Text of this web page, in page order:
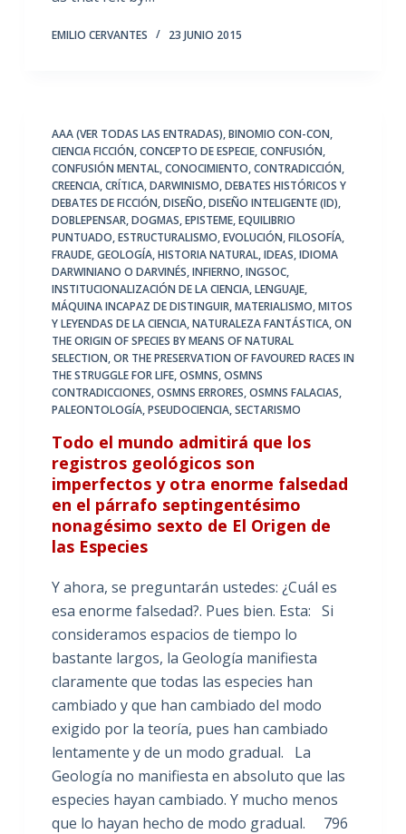
EMILIO CERVANTES 23 JUNIO 2015
AAA (VER TODAS LAS ENTRADAS),BINOMIO CON-CON,
CIENCIA FICCIÓN,CONCEPTO DE ESPECIE,CONFUSIÓN,
CONFUSIÓN MENTAL,CONOCIMIENTO,CONTRADICCIÓN,
CREENCIA,CRÍTICA,DARWINISMO,DEBATES HISTÓRICOS Y
DEBATES DE FICCIÓN,DISEÑO,DISEÑO INTELIGENTE (ID),
DOBLEPENSAR,DOGMAS,EPISTEME,EQUILIBRIO
PUNTUADO,ESTRUCTURALISMO,EVOLUCIÓN,FILOSOFÍA,
FRAUDE,GEOLOGÍA,HISTORIA NATURAL,IDEAS,IDIOMA
DARWINIANO O DARVINÉS,INFIERNO,INGSOC,
INSTITUCIONALIZACIÓN DE LA CIENCIA,LENGUAJE,
MÁQUINA INCAPAZ DE DISTINGUIR,MATERIALISMO,MITOS
Y LEYENDAS DE LA CIENCIA,NATURALEZA FANTÁSTICA,ON
THE ORIGIN OF SPECIES BY MEANS OF NATURAL
SELECTION,OR THE PRESERVATION OF FAVOURED RACES IN
THE STRUGGLE FOR LIFE,OSMNS,OSMNS
CONTRADICCIONES,OSMNS ERRORES,OSMNS FALACIAS,
PALEONTOLOGÍA,PSEUDOCIENCIA,SECTARISMO
Todo el mundo admitirá que los
registros geológicos son
imperfectos y otra enorme falsedad
en el párrafo septingentésimo
nonagésimo sexto de El Origen de
las Especies
Y ahora, se preguntarán ustedes: ¿Cuál es
esa enorme falsedad?. Pues bien. Esta: Si
consideramos espacios de tiempo lo
bastante largos, la Geología manifiesta
claramente que todas las especies han
cambiado y que han cambiado del modo
exigido por la teoría, pues han cambiado
lentamente y de un modo gradual. La
Geología no manifiesta en absoluto que las
especies hayan cambiado. Y mucho menos
que lo hayan hecho de modo gradual. 796